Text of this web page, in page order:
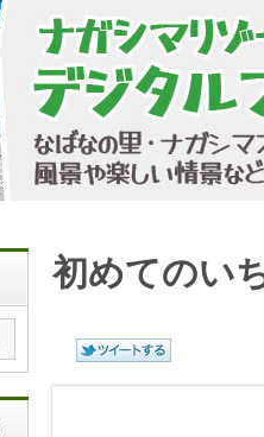
初めてのい